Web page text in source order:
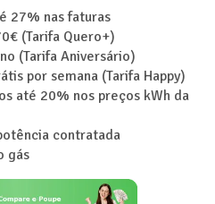
27% nas faturas
(Tarifa Quero+)
(Tarifa Aniversário)
por semana (Tarifa Happy)
até 20% nos preços kWh da
contratada
gás